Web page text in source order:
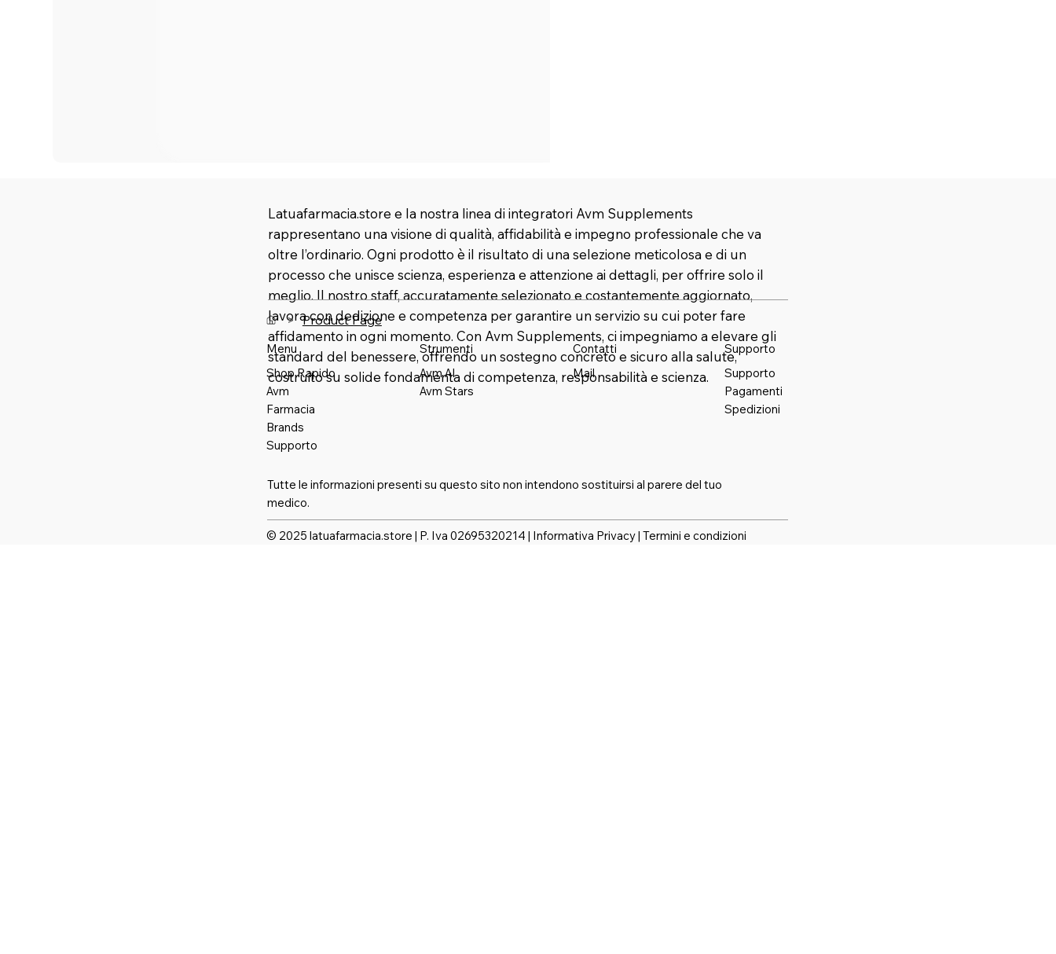
Latuafarmacia.store e la nostra linea di integratori Avm Supplements
rappresentano una visione di qualità, affidabilità e impegno professionale che va
oltre l’ordinario. Ogni prodotto è il risultato di una selezione meticolosa e di un
processo che unisce scienza, esperienza e attenzione ai dettagli, per offrire solo il
meglio. Il nostro staff, accuratamente selezionato e costantemente aggiornato,
lavora con dedizione e competenza per garantire un servizio su cui poter fare
affidamento in ogni momento. Con Avm Supplements, ci impegniamo a elevare gli
standard del benessere, offrendo un sostegno concreto e sicuro alla salute,
costruito su solide fondamenta di competenza, responsabilità e scienza.
> Product Page
Menu
Shop Rapido
Avm
Farmacia
Brands
Supporto
Strumenti
Avm AI
Avm Stars
Contatti
Mail
Supporto
Supporto
Pagamenti
Spedizioni
Tutte le informazioni presenti su questo sito non intendono sostituirsi al parere del tuo
medico.
© 2025 latuafarmacia.store | P. Iva 02695320214 | Informativa Privacy|Termini e condizioni